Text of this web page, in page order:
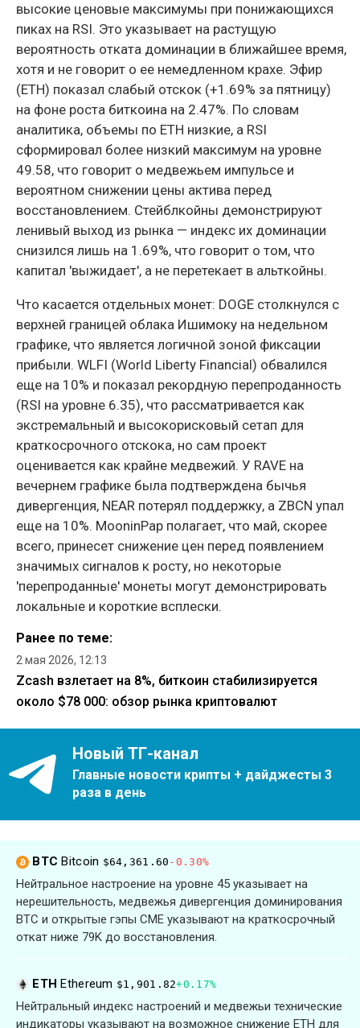
высокие ценовые максимумы при понижающихся
пиках на RSI. Это указывает на растущую
вероятность отката доминации в ближайшее время,
хотя и не говорит о ее немедленном крахе. Эфир
(ETH) показал слабый отскок (+1.69% за пятницу)
на фоне роста биткоина на 2.47%. По словам
аналитика, объемы по ETH низкие, а RSI
сформировал более низкий максимум на уровне
49.58, что говорит о медвежьем импульсе и
вероятном снижении цены актива перед
восстановлением. Стейблкойны демонстрируют
ленивый выход из рынка — индекс их доминации
снизился лишь на 1.69%, что говорит о том, что
капитал 'выжидает', а не перетекает в альткойны.
Что касается отдельных монет: DOGE столкнулся с
верхней границей облака Ишимоку на недельном
графике, что является логичной зоной фиксации
прибыли. WLFI (World Liberty Financial) обвалился
еще на 10% и показал рекордную перепроданность
(RSI на уровне 6.35), что рассматривается как
экстремальный и высокорисковый сетап для
краткосрочного отскока, но сам проект
оценивается как крайне медвежий. У RAVE на
вечернем графике была подтверждена бычья
дивергенция, NEAR потерял поддержку, а ZBCN упал
еще на 10%. MooninPap полагает, что май, скорее
всего, принесет снижение цен перед появлением
значимых сигналов к росту, но некоторые
'перепроданные' монеты могут демонстрировать
локальные и короткие всплески.
Ранее по теме:
2 мая 2026, 12:13
Zcash взлетает на 8%, биткоин стабилизируется
около $78 000: обзор рынка криптовалют
Новый ТГ-канал
Главные новости крипты + дайджесты 3
раза в день
BTCBitcoin $64,361.60 -0.30%
Нейтральное настроение на уровне 45 указывает на
нерешительность, медвежья дивергенция доминирования
BTC и открытые гэпы CME указывают на краткосрочный
откат ниже 79K до восстановления.
ETHEthereum $1,901.82+0.17%
Нейтральный индекс настроений и медвежьи технические
индикаторы указывают на возможное снижение ETH для